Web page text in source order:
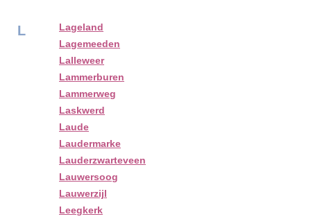
L
Lageland
Lagemeeden
Lalleweer
Lammerburen
Lammerweg
Laskwerd
Laude
Laudermarke
Lauderzwarteveen
Lauwersoog
Lauwerzijl
Leegkerk